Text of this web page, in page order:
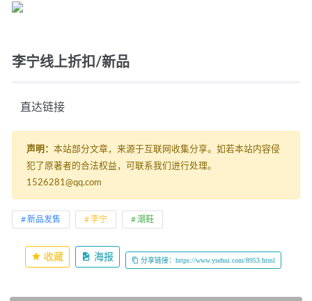
李宁线上折扣/新品
   直达链接
声明： 本站部分文章，来源于互联网收集分享。如若本站内容侵
犯了原著者的合法权益，可联系我们进行处理。
1526281@qq.com
新品发售 李宁 潮鞋
收藏 海报 分享链接：https://www.ysehui.com/8953.html